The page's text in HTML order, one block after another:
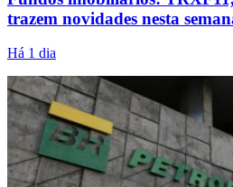
trazem novidades nesta
Há 1 dia